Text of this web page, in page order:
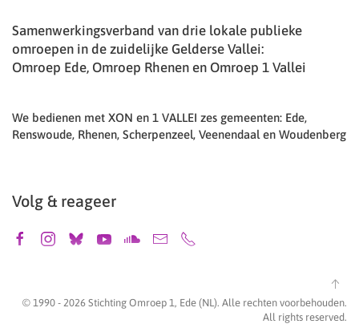
Samenwerkingsverband van drie lokale publieke
omroepen in de zuidelijke Gelderse Vallei:
Omroep Ede, Omroep Rhenen en Omroep 1 Vallei
We bedienen met XON en 1 VALLEI zes gemeenten: Ede,
Renswoude, Rhenen, Scherpenzeel, Veenendaal en Woudenberg
Volg & reageer
© 1990 - 2026 Stichting Omroep 1, Ede (NL). Alle rechten voorbehouden.
All rights reserved.